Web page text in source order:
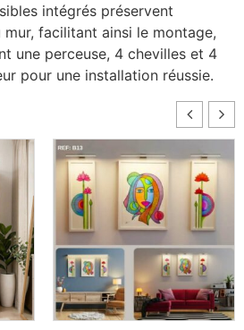
intégrés préservent
mur, facilitant ainsi le montage,
une perceuse, 4 chevilles et 4
pour une installation réussie.